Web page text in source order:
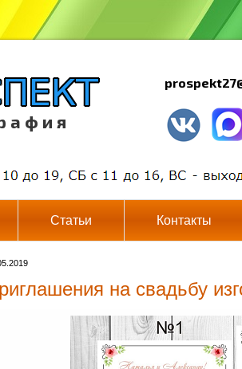
а ф и я
Статьи Контакты
на свадьбу